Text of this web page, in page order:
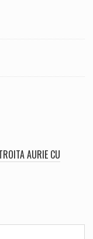
AURIE CU